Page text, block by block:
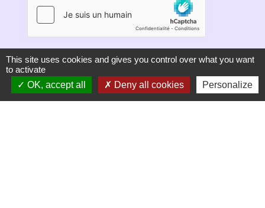
S'ABONNER
This site uses cookies and gives you control over what you want
to activate
OK, accept all
Deny all cookies Personalize